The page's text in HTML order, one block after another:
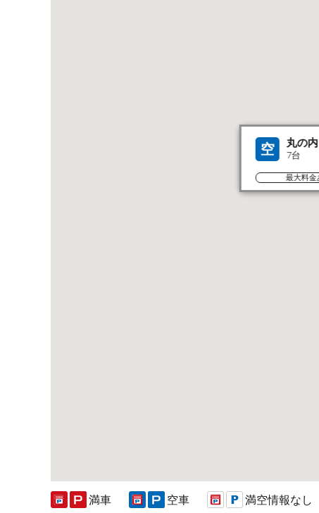
空 丸の
7台
最大料金
満車 空車 満空情報なし